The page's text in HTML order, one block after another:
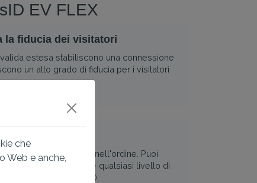
EV FLEX
la fiducia dei visitatori
estesa stabiliscono una connessione
un alto grado di fiducia per i visitatori
i domini specificati nell'ordine. Puoi
(.cz, .com, .eu, ecc.) e qualsiasi livello di
123.xyz.dominio.xyz).
che
Web e anche,